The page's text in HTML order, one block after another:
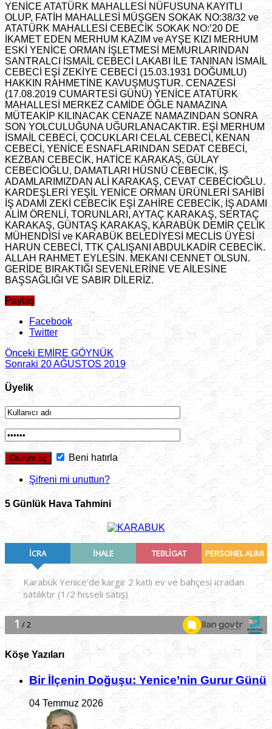
YENİCE ATATÜRK MAHALLESİ NÜFUSUNA KAYITLI
OLUP, FATİH MAHALLESİ MÜŞGEN SOKAK NO:38/32 ve
ATATÜRK MAHALLESİ CEBECİK SOKAK NO:’20 DE
İKAMET EDEN MERHUM KAZIM ve AYŞE KIZI MERHUM
ESKİ YENİCE ORMAN İŞLETMESİ MEMURLARINDAN
SANTRALCI İSMAİL CEBECİ LAKABI İLE TANINAN İSMAİL
CEBECİ EŞİ ZEKİYE CEBECİ (15.03.1931 DOĞUMLU)
HAKKIN RAHMETİNE KAVUŞMUŞTUR. CENAZESİ
(17.08.2019 CUMARTESİ GÜNÜ) YENİCE ATATÜRK
MAHALLESİ MERKEZ CAMİDE ÖĞLE NAMAZINA
MÜTEAKİP KILINACAK CENAZE NAMAZINDAN SONRA
SON YOLCULUĞUNA UĞURLANACAKTIR. EŞİ MERHUM
İSMAİL CEBECİ, ÇOCUKLARI CELAL CEBECİ, KENAN
CEBECİ, YENİCE ESNAFLARINDAN SEDAT CEBECİ,
KEZBAN CEBECİK, HATİCE KARAKAŞ, GÜLAY
CEBECİOĞLU, DAMATLARI HÜSNÜ CEBECİK, İŞ
ADAMLARIMIZDAN ALİ KARAKAŞ, CEVAT CEBECİOĞLU.
KARDEŞLERİ YEŞİL YENİCE ORMAN ÜRÜNLERİ SAHİBİ
İŞ ADAMI ZEKİ CEBECİK EŞİ ZAHİRE CEBECİK, İŞ ADAMI
ALİM ÖRENLİ, TORUNLARI, AYTAÇ KARAKAŞ, SERTAÇ
KARAKAŞ, GÜNTAŞ KARAKAŞ, KARABÜK DEMİR ÇELİK
MÜHENDİSİ ve KARABÜK BELEDİYESİ MECLİS ÜYESİ
HARUN CEBECİ, TTK ÇALIŞANI ABDULKADİR CEBECİK.
ALLAH RAHMET EYLESİN. MEKANI CENNET OLSUN.
GERİDE BIRAKTIĞI SEVENLERİNE VE AİLESİNE
BAŞSAĞLIĞI VE SABIR DİLERİZ.
Paylaş
Facebook
Twitter
Önceki EMİRE GÖYNÜK
Sonraki 20 AĞUSTOS 2019
Üyelik
Beni hatırla
Şifreni mi unuttun?
5 Günlük Hava Tahmini
Köşe Yazıları
Bir İlçe­nin Do­ğu­şu: Ye­ni­ce’nin Gurur Günü
04 Temmuz 2026